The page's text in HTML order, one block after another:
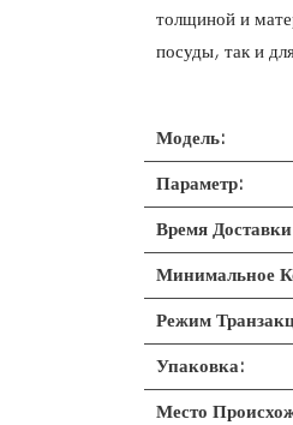
толщиной и
посуды, так и
Модель:
Параметр:
Время
Минимальное
Режим
Упаковка:
Место